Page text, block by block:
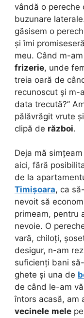
vândă o pereche
buzunare
găsisem o
și îmi
meu. Când m-
frizerie, unde
treia oară de
recunoscut și m-
data trecută?”
pălăvrăgit vrute
clipă de război.
Deja mă
aici, fără
de la
Timișoara, ca
nevoit să
primeam, pentru
nevoie. O
vară, chiloți,
desigur, n-am
suficienți bani
ghete și una de
de când le-am
întors acasă, am
vecinele mele